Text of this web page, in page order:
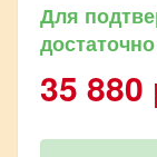
Для
35 880